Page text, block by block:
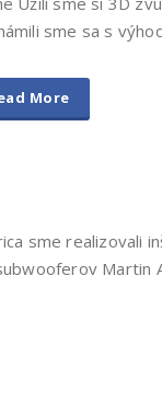
sme sa s
More
sme realizovali
Martin